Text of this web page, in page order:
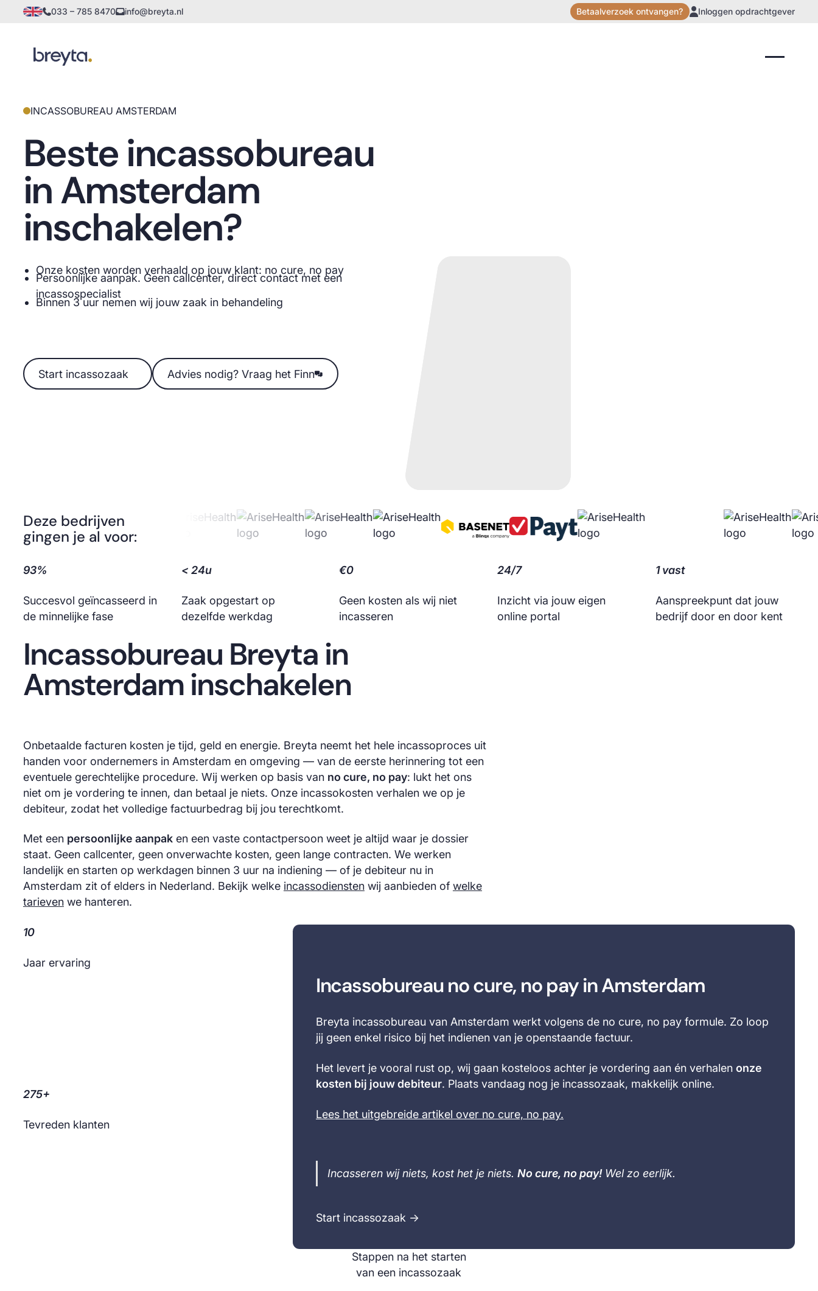
033 – 785 8470 info@breyta.nl Betaalverzoek ontvangen? Inloggen opdrachtgever
INCASSOBUREAU AMSTERDAM
Beste incassobureau
in Amsterdam
inschakelen?
Onze kosten worden verhaald op jouw klant: no cure, no pay
Persoonlijke aanpak. Geen callcenter, direct contact met een
incassospecialist
Binnen 3 uur nemen wij jouw zaak in behandeling
Start incassozaak
Start incassozaak
Advies nodig? Vraag het Finn
Advies nodig? Vraag het Finn
Deze bedrijven
gingen je al voor:
93%
Succesvol geïncasseerd in
de minnelijke fase
< 24u
Zaak opgestart op
dezelfde werkdag
€0
Geen kosten als wij niet
incasseren
24/7
Inzicht via jouw eigen
online portal
1 vast
Aanspreekpunt dat jouw
bedrijf door en door kent
Incassobureau Breyta in
Amsterdam inschakelen
Onbetaalde facturen kosten je tijd, geld en energie. Breyta neemt het hele incassoproces uit
handen voor ondernemers in Amsterdam en omgeving — van de eerste herinnering tot een
eventuele gerechtelijke procedure. Wij werken op basis van no cure, no pay: lukt het ons
niet om je vordering te innen, dan betaal je niets. Onze incassokosten verhalen we op je
debiteur, zodat het volledige factuurbedrag bij jou terechtkomt.
Met een persoonlijke aanpaken een vaste contactpersoon weet je altijd waar je dossier
staat. Geen callcenter, geen onverwachte kosten, geen lange contracten. We werken
landelijk en starten op werkdagen binnen 3 uur na indiening — of je debiteur nu in
Amsterdam zit of elders in Nederland. Bekijk welke incassodienstenwij aanbieden of welke
tarievenwe hanteren.
10
Jaar ervaring
275+
Tevreden klanten
Incassobureau no cure, no pay in Amsterdam
Breyta incassobureau van Amsterdam werkt volgens de no cure, no pay formule. Zo loop
jij geen enkel risico bij het indienen van je openstaande factuur.
Het levert je vooral rust op, wij gaan kosteloos achter je vordering aan én verhalen onze
kosten bij jouw debiteur. Plaats vandaag nog je incassozaak, makkelijk online.
Lees het uitgebreide artikel over no cure, no pay.
Incasseren wij niets, kost het je niets.No cure, no pay!Wel zo eerlijk.
Start incassozaak →
Stappen na het starten
van een incassozaak